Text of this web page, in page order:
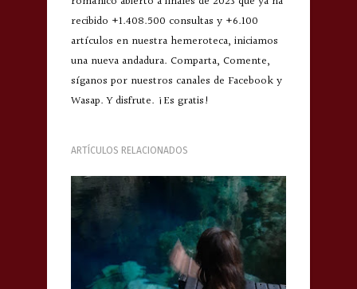
recibido +1.408.500 consultas y +6.100
artículos en nuestra hemeroteca, iniciamos
una nueva andadura. Comparta, Comente,
síganos por nuestros canales de Facebook y
Wasap. Y disfrute. ¡Es gratis!
ARTÍCULOS RELACIONADOS